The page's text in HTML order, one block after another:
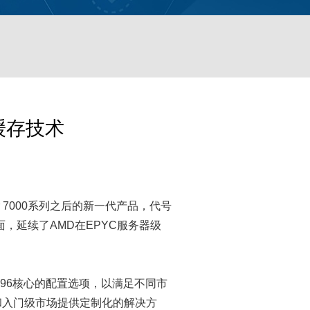
存技术
系列之后的新一代产品，代号
，延续了AMD在EPYC服务器级
核心的配置选项，以满足不同市
门级市场提供定制化的解决方